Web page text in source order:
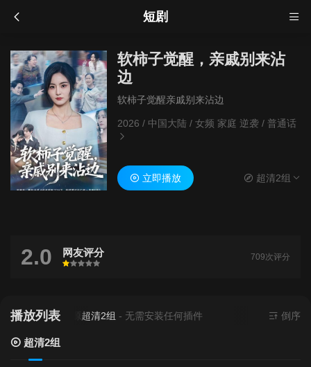
短剧
软柿子觉醒，亲戚别来沾
边
软柿子觉醒亲戚别来沾边
2026 / 中国大陆 / 女频 家庭 逆袭/ 普通话
立即播放 超清2组
2.0 网友评分
很差
较差还行推荐力荐
709次评分
播放列表
当前资源来源 超清2组- 无需安装任何插件 倒序
超清2组